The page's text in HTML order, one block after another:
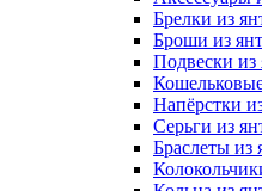
Брелки из
Броши из
Подвески из
Напёрстки
Серьги из
Браслеты из